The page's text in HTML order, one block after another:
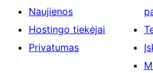
Naujienos
Hostingo tiekėjai
Privatumas